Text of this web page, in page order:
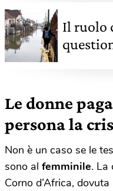
Il ruolo
Le donne
persona la
Non è un caso se le
sono al femminile. La
Corno d’Africa,